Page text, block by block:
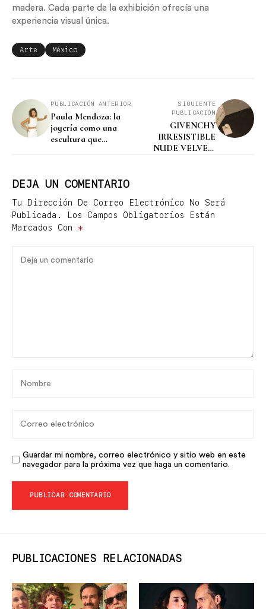
madera. Cada parte de la exhibición ofrecía una
experiencia visual única.
Arte México
PUBLICACIÓN ANTERIOR
Paula Mendoza: la
joyería como una
escultura que
SIGUIENTE
PUBLICACIÓN
GIVENCHY
IRRESISTIBLE
NUDE VELVET:
DEJA UN COMENTARIO
Tu Dirección De Correo Electrónico No Será
Publicada.
Los Campos Obligatorios Están
Marcados Con *
Guardar mi nombre, correo electrónico y sitio web en este
navegador para la próxima vez que haga un comentario.
PUBLICACIONES RELACIONADAS